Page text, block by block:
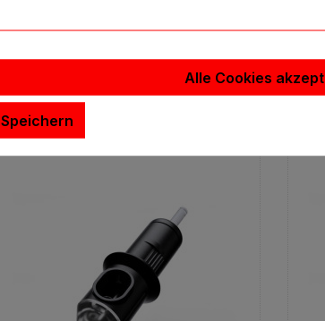
31,54 €*
(1,58 €* / 1 Stück)
In den Warenkorb
Alle Cookies
Speichern